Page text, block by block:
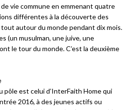
vie commune en emmenant quatre
différentes à la découverte des
autour du monde pendant dix mois.
(un musulman, une juive, une
le tour du monde. C’est la deuxième
pôle est celui d’InterFaith Home qui
2016, à des jeunes actifs ou